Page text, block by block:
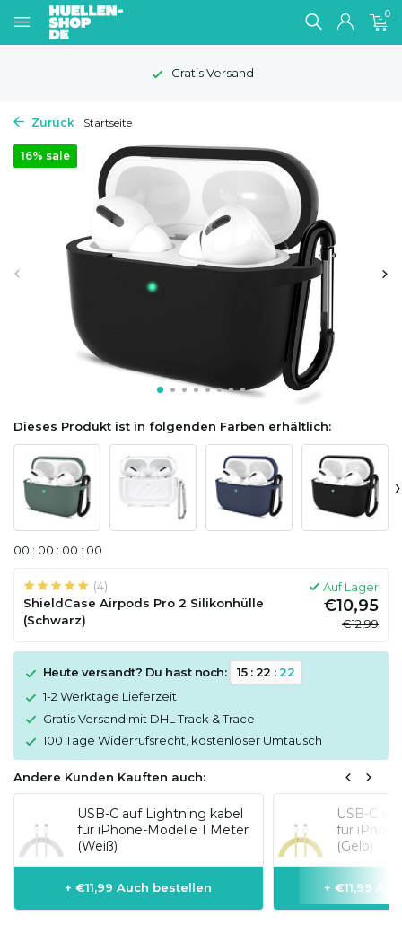
0
Gratis Versand
Zurück Startseite
16% sale
Dieses Produkt ist in folgenden Farben erhältlich:
›
00 : 00 : 00 : 00
(4)
ShieldCase Airpods Pro 2 Silikonhülle
(Schwarz)
Auf Lager
€10,95
€12,99
Heute versandt? Du hast noch: 15 :22 :21
1-2 Werktage Lieferzeit
Gratis Versand mit DHL Track & Trace
100 Tage Widerrufsrecht, kostenloser Umtausch
Andere Kunden Kauften auch:
USB-C auf Lightning kabel
für iPhone-Modelle 1 Meter
(Weiß)
+ €11,99 Auch bestellen
USB-C
für
(Gelb)
+ €11,99